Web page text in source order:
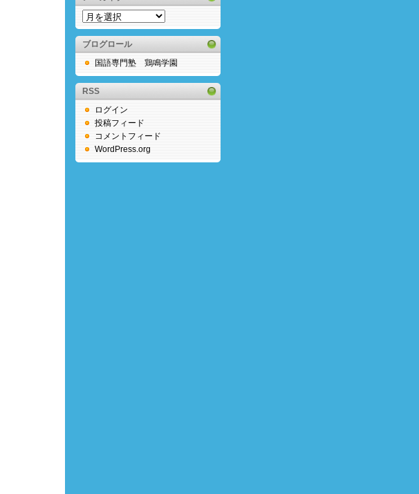
ア
ー
カ
イ
ブ
ブログロール
国語専門塾 鶏鳴学園
RSS
ログイン
投稿フィード
コメントフィード
WordPress.org